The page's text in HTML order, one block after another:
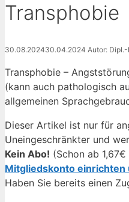
Transphobie
30.08.202430.04.2024 Autor:
Transphobie –
(kann auch pathologisch
allgemeinen
Dieser Artikel ist nur für
Uneingeschränkter und
Kein Abo! (Schon ab
Mitgliedskonto einrichten
Haben Sie bereits einen